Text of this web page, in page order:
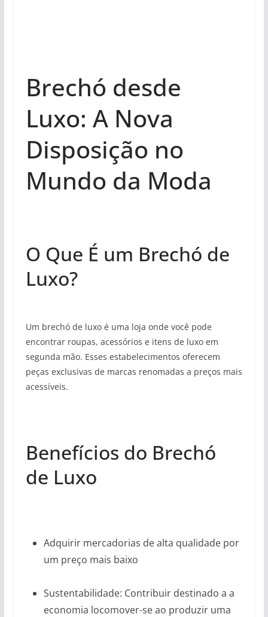
Brechó desde
Luxo: A Nova
Disposição no
Mundo da Moda
O Que É um Brechó de
Luxo?
Um brechó de luxo é uma loja onde você pode
encontrar roupas, acessórios e itens de luxo em
segunda mão. Esses estabelecimentos oferecem
peças exclusivas de marcas renomadas a preços mais
acessíveis.
Benefícios do Brechó
de Luxo
Adquirir mercadorias de alta qualidade por
um preço mais baixo
Sustentabilidade: Contribuir destinado a a
economia locomover-se ao produzir uma